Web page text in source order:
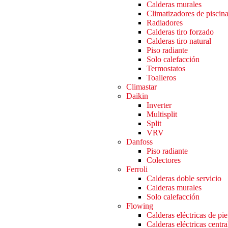
Calderas murales
Climatizadores de piscina
Radiadores
Calderas tiro forzado
Calderas tiro natural
Piso radiante
Solo calefacción
Termostatos
Toalleros
Climastar
Daikin
Inverter
Multisplit
Split
VRV
Danfoss
Piso radiante
Colectores
Ferroli
Calderas doble servicio
Calderas murales
Solo calefacción
Flowing
Calderas eléctricas de pie
Calderas eléctricas